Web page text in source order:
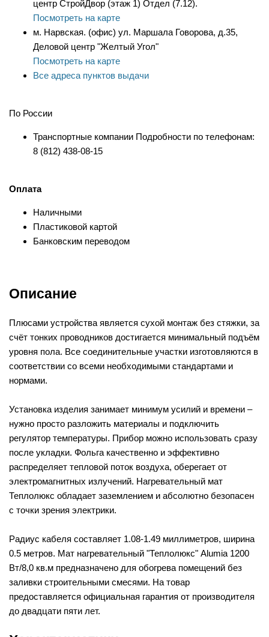
центр СтройДвор (этаж 1) Отдел (7.12).
Посмотреть на карте
м. Нарвская. (офис) ул. Маршала Говорова, д.35,
Деловой центр "Желтый Угол"
Посмотреть на карте
Все адреса пунктов выдачи
По России
Транспортные компании Подробности по телефонам:
8 (812) 438-08-15
Оплата
Наличными
Пластиковой картой
Банковским переводом
Описание
Плюсами устройства является сухой монтаж без стяжки, за
счёт тонких проводников достигается минимальный подъём
уровня пола. Все соединительные участки изготовляются в
соответствии со всеми необходимыми стандартами и
нормами.
Установка изделия занимает минимум усилий и времени –
нужно просто разложить материалы и подключить
регулятор температуры. Прибор можно использовать сразу
после укладки. Фольга качественно и эффективно
распределяет тепловой поток воздуха, оберегает от
электромагнитных излучений. Нагревательный мат
Теплолюкс обладает заземлением и абсолютно безопасен
с точки зрения электрики.
Радиус кабеля составляет 1.08-1.49 миллиметров, ширина
0.5 метров. Мат нагревательный "Теплолюкс" Alumia 1200
Вт/8,0 кв.м предназначено для обогрева помещений без
заливки строительными смесями. На товар
предоставляется официальная гарантия от производителя
до двадцати пяти лет.